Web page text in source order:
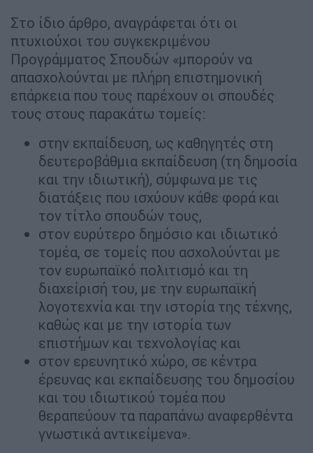
Στο ίδιο άρθρο, αναγράφεται ότι οι
πτυχιούχοι του συγκεκριμένου
Προγράμματος Σπουδών «μπορούν να
απασχολούνται με πλήρη επιστημονική
επάρκεια που τους παρέχουν οι σπουδές
τους στους παρακάτω τομείς:
στην εκπαίδευση, ως καθηγητές στη
δευτεροβάθμια εκπαίδευση (τη δημοσία
και την ιδιωτική), σύμφωνα με τις
διατάξεις που ισχύουν κάθε φορά και
τον τίτλο σπουδών τους,
στον ευρύτερο δημόσιο και ιδιωτικό
τομέα, σε τομείς που ασχολούνται με
τον ευρωπαϊκό πολιτισμό και τη
διαχείρισή του, με την ευρωπαϊκή
λογοτεχνία και την ιστορία της τέχνης,
καθώς και με την ιστορία των
επιστήμων και τεχνολογίας και
στον ερευνητικό χώρο, σε κέντρα
έρευνας και εκπαίδευσης του δημοσίου
και του ιδιωτικού τομέα που
θεραπεύουν τα παραπάνω αναφερθέντα
γνωστικά αντικείμενα».